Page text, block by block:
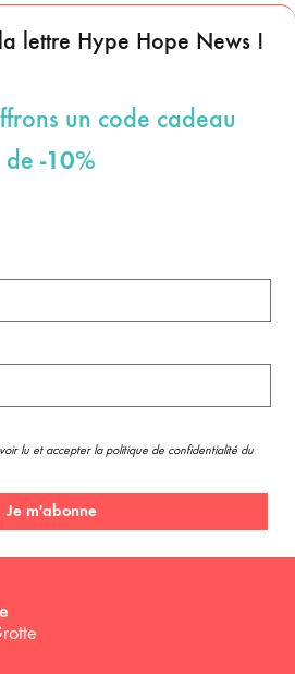
lettre Hype Hope News !
un code cadeau
de -10%
lu et accepter la politique de confidentialité du
Je m'abonne